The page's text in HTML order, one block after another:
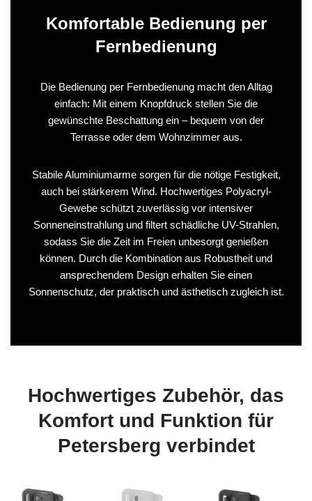
Komfortable Bedienung per
Fernbedienung
Die Bedienung per Fernbedienung macht den Alltag
einfach: Mit einem Knopfdruck stellen Sie die
gewünschte Beschattung ein – bequem von der
Terrasse oder dem Wohnzimmer aus.
Stabile Aluminiumarme sorgen für die nötige Festigkeit,
auch bei stärkerem Wind. Hochwertiges Polyacryl-
Gewebe schützt zuverlässig vor intensiver
Sonneneinstrahlung und filtert schädliche UV-Strahlen,
sodass Sie die Zeit im Freien unbesorgt genießen
können. Durch die Kombination aus Robustheit und
ansprechendem Design erhalten Sie einen
Sonnenschutz, der praktisch und ästhetisch zugleich ist.
Hochwertiges Zubehör, das
Komfort und Funktion für
Petersberg verbindet